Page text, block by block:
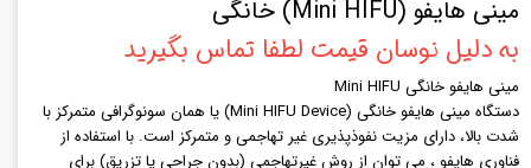
مینی هایفو (Mini HIFU) خانگی
به دلیل نوسان قیمت لطفا تماس بگیرید
مینی هایفو خانگی Mini HIFU
دستگاه مینی هایفو خانگی (Mini HIFU Device) یا همان سونوگرافی متمرکز با
شدت بالا، دارای مزیت نفوذپذیری غیر تهاجمی و متمرکز است. با استفاده از
فناوری هایفو ، می توان از روش غیرتهاجمی (بدون جراحی یا تزریق) برای